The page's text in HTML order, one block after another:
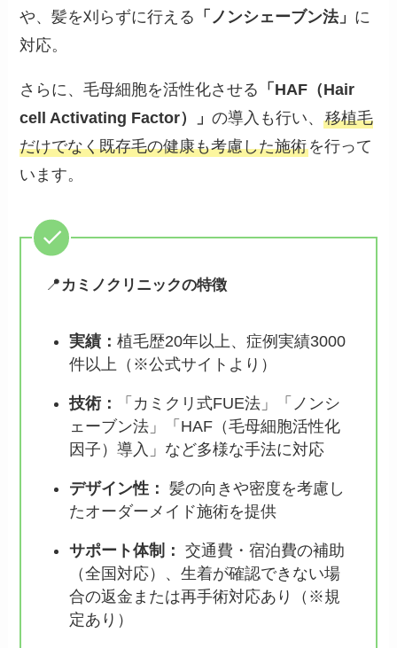
や、髪を刈らずに行える 「ノンシェーブン法」 に
対応。
さらに、毛母細胞を活性化させる 「HAF（Hair
cell Activating Factor）」の導入も行い、移植毛
だけでなく既存毛の健康も考慮した施術を行って
います。
📍 カミノクリニックの特徴
実績：植毛歴20年以上、症例実績3000
件以上（※公式サイトより）
技術 ：
「カミクリ式FUE法」「ノンシ
ェーブン法」「HAF（毛母細胞活性化
因子）導入」など多様な手法に対応
デザイン性： 髪の向きや密度を考慮し
たオーダーメイド施術を提供
サポート体制： 交通費・宿泊費の補助
（全国対応）、生着が確認できない場
合の返金または再手術対応あり（※規
定あり）